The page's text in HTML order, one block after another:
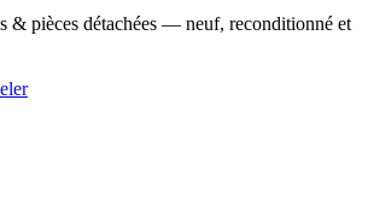
& pièces détachées — neuf, reconditionné et